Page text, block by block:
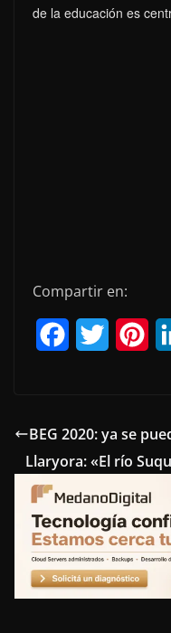
de la educación es
Compartir en:
e
b
o
o
k
t
t
e
r
t
e
r
e
s
t
BEG 2020: ya se
Llaryora: «El río